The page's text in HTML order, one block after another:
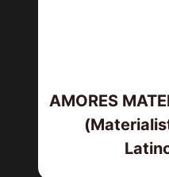
AMORES